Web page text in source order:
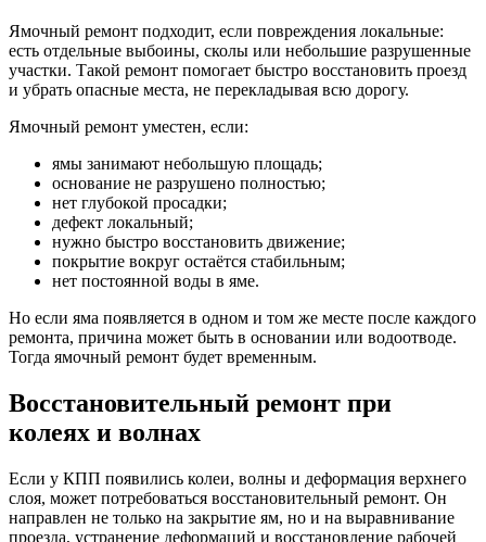
Ямочный ремонт подходит, если повреждения локальные:
есть отдельные выбоины, сколы или небольшие разрушенные
участки. Такой ремонт помогает быстро восстановить проезд
и убрать опасные места, не перекладывая всю дорогу.
Ямочный ремонт уместен, если:
ямы занимают небольшую площадь;
основание не разрушено полностью;
нет глубокой просадки;
дефект локальный;
нужно быстро восстановить движение;
покрытие вокруг остаётся стабильным;
нет постоянной воды в яме.
Но если яма появляется в одном и том же месте после каждого
ремонта, причина может быть в основании или водоотводе.
Тогда ямочный ремонт будет временным.
Восстановительный ремонт при
колеях и волнах
Если у КПП появились колеи, волны и деформация верхнего
слоя, может потребоваться восстановительный ремонт. Он
направлен не только на закрытие ям, но и на выравнивание
проезда, устранение деформаций и восстановление рабочей